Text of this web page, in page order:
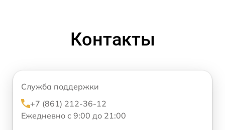
Контакты
Служба поддержки
+7 (861) 212-36-12
Ежедневно с 9:00 до 21:00